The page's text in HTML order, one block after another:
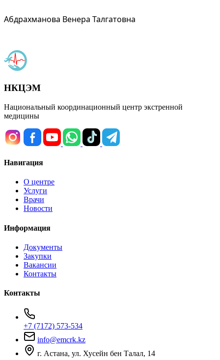
Абдрахманова Венера Талгатовна
НКЦЭМ
Национальный координационный центр экстренной
медицины
Навигация
О центре
Услуги
Врачи
Новости
Информация
Документы
Закупки
Вакансии
Контакты
Контакты
+7 (7172) 573-534
info@emcrk.kz
г. Астана, ул. Хусейн бен Талал, 14